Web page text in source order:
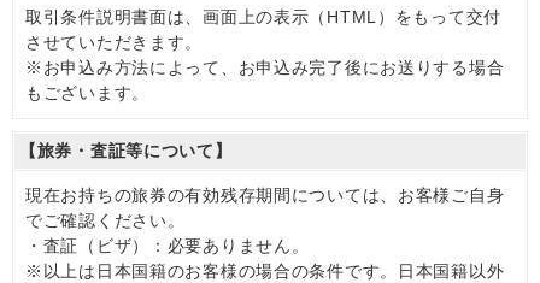
取引条件説明書面は、画面上の表示（HTML）をもって交付
させていただきます。
※お申込み方法によって、お申込み完了後にお送りする場合
もございます。
【旅券・査証等について】
現在お持ちの旅券の有効残存期間については、お客様ご自身
でご確認ください。
・査証（ビザ）：必要ありません。
※以上は日本国籍のお客様の場合の条件です。日本国籍以外